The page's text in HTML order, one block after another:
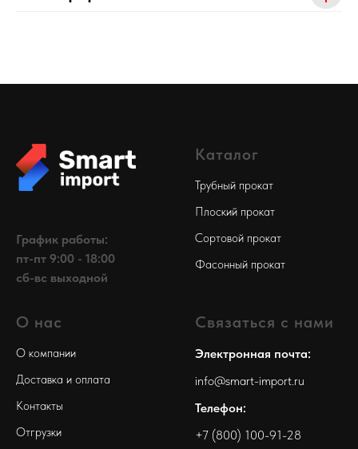
График работы:
пт-пт 9:00 - 18:00
сб-вс выходной
Каталог
Трубный прокат
Плоский прокат
Сортовой прокат
Фасонный прокат
О нас
О компании
Доставка и оплата
Контакты
Отгрузки
Связаться с нами
Электронная почта:
info@smart-import.ru
Телефон:
+7 (800) 100-91-28